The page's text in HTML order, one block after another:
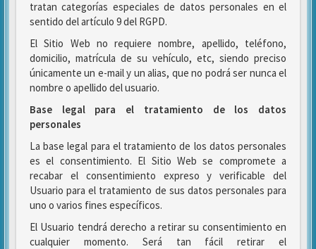
tratan categorías especiales de datos personales en el
sentido del artículo 9 del RGPD.
El Sitio Web no requiere nombre, apellido, teléfono,
domicilio, matrícula de su vehículo, etc, siendo preciso
únicamente un e-mail y un alias, que no podrá ser nunca el
nombre o apellido del usuario.
Base legal para el tratamiento de los datos
personales
La base legal para el tratamiento de los datos personales
es el consentimiento. El Sitio Web se compromete a
recabar el consentimiento expreso y verificable del
Usuario para el tratamiento de sus datos personales para
uno o varios fines específicos.
El Usuario tendrá derecho a retirar su consentimiento en
cualquier momento. Será tan fácil retirar el